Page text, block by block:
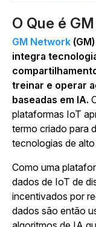
O Que é
GM Network
integra
treinar e operar
baseadas em IA.
plataformas IoT
termo criado para
tecnologias de
Como uma
dados de IoT de
incentivados por
dados são então